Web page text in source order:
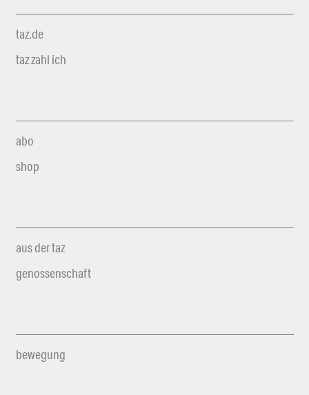
taz.de
taz zahl ich
abo
shop
aus der taz
genossenschaft
bewegung